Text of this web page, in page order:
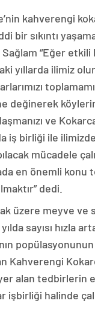
kahverengi
bir sıkıntı
Sağlam “Eğer
yıllarda ilimiz
değinerek
ve
iş birliği ile
mücadele
en önemli konu
dedi.
üzere meyve ve
sayısı hızla
popülasyonunun
Kahverengi
alan tedbirlerin
işbirliği halinde